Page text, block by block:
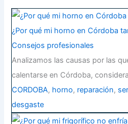
:
¿Por qué mi horno en Córdoba
Consejos profesionales
Analizamos las causas por las
calentarse en Córdoba,
CORDOBA, horno, reparación,
desgaste